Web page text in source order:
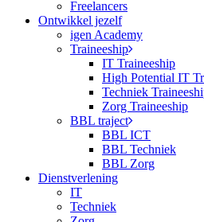
Freelancers
Ontwikkel jezelf
igen Academy
Traineeship
IT Traineeship
High Potential IT
Techniek
Zorg Traineeship
BBL traject
BBL ICT
BBL Techniek
BBL Zorg
Dienstverlening
IT
Techniek